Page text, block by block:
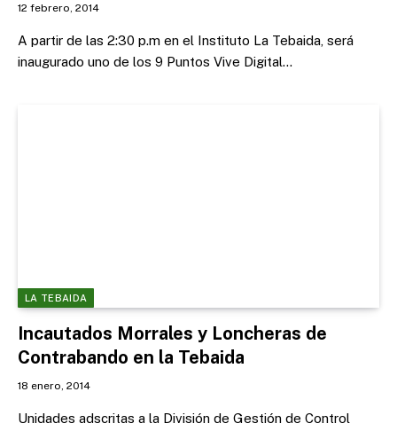
12 febrero, 2014
A partir de las 2:30 p.m en el Instituto La Tebaida, será
inaugurado uno de los 9 Puntos Vive Digital…
LA TEBAIDA
Incautados Morrales y Loncheras de
Contrabando en la Tebaida
18 enero, 2014
Unidades adscritas a la División de Gestión de Control